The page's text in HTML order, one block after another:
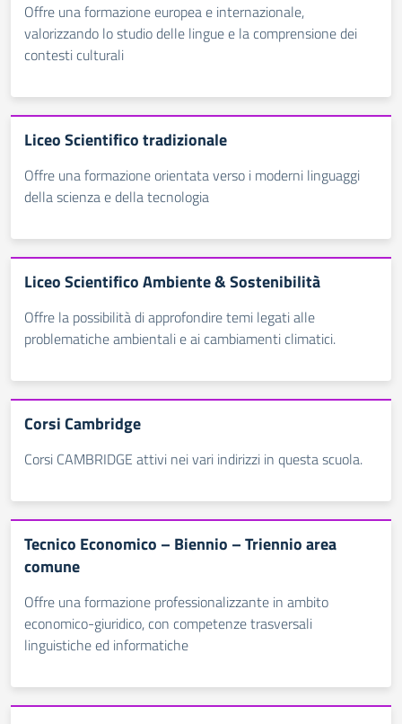
Offre una formazione europea e internazionale,
valorizzando lo studio delle lingue e la comprensione dei
contesti culturali
Liceo Scientifico tradizionale
Offre una formazione orientata verso i moderni linguaggi
della scienza e della tecnologia
Liceo Scientifico Ambiente & Sostenibilità
Offre la possibilità di approfondire temi legati alle
problematiche ambientali e ai cambiamenti climatici.
Corsi Cambridge
Corsi CAMBRIDGE attivi nei vari indirizzi in questa scuola.
Tecnico Economico – Biennio – Triennio area
comune
Offre una formazione professionalizzante in ambito
economico-giuridico, con competenze trasversali
linguistiche ed informatiche